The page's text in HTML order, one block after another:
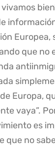
Europea,
que no
Europa,
vaya”.
es
que no